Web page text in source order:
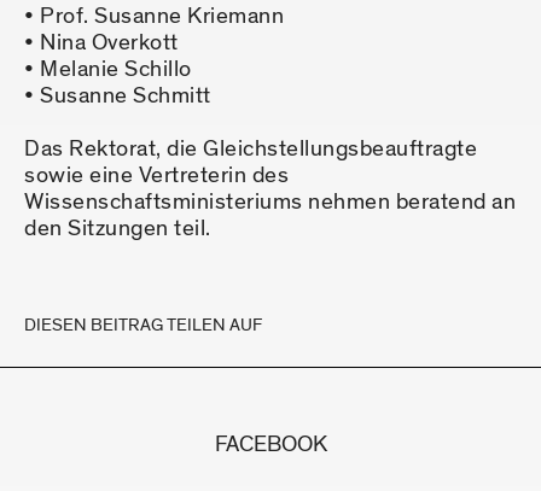
• Prof. Susanne Kriemann
• Nina Overkott
• Melanie Schillo
• Susanne Schmitt
Das Rektorat, die Gleichstellungsbeauftragte
sowie eine Vertreterin des
Wissenschaftsministeriums nehmen beratend an
den Sitzungen teil.
DIESEN BEITRAG TEILEN AUF
FACEBOOK